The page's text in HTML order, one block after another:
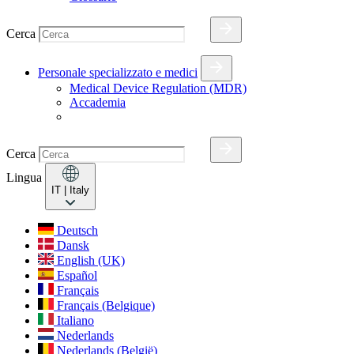
Cerca
Personale specializzato e medici
Medical Device Regulation (MDR)
Accademia
Cerca
Lingua
IT | Italy
Deutsch
Dansk
English (UK)
Español
Français
Français (Belgique)
Italiano
Nederlands
Nederlands (België)